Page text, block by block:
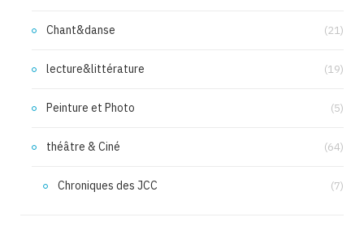
Chant&danse (21)
lecture&littérature (19)
Peinture et Photo (5)
théâtre & Ciné (64)
Chroniques des JCC (7)